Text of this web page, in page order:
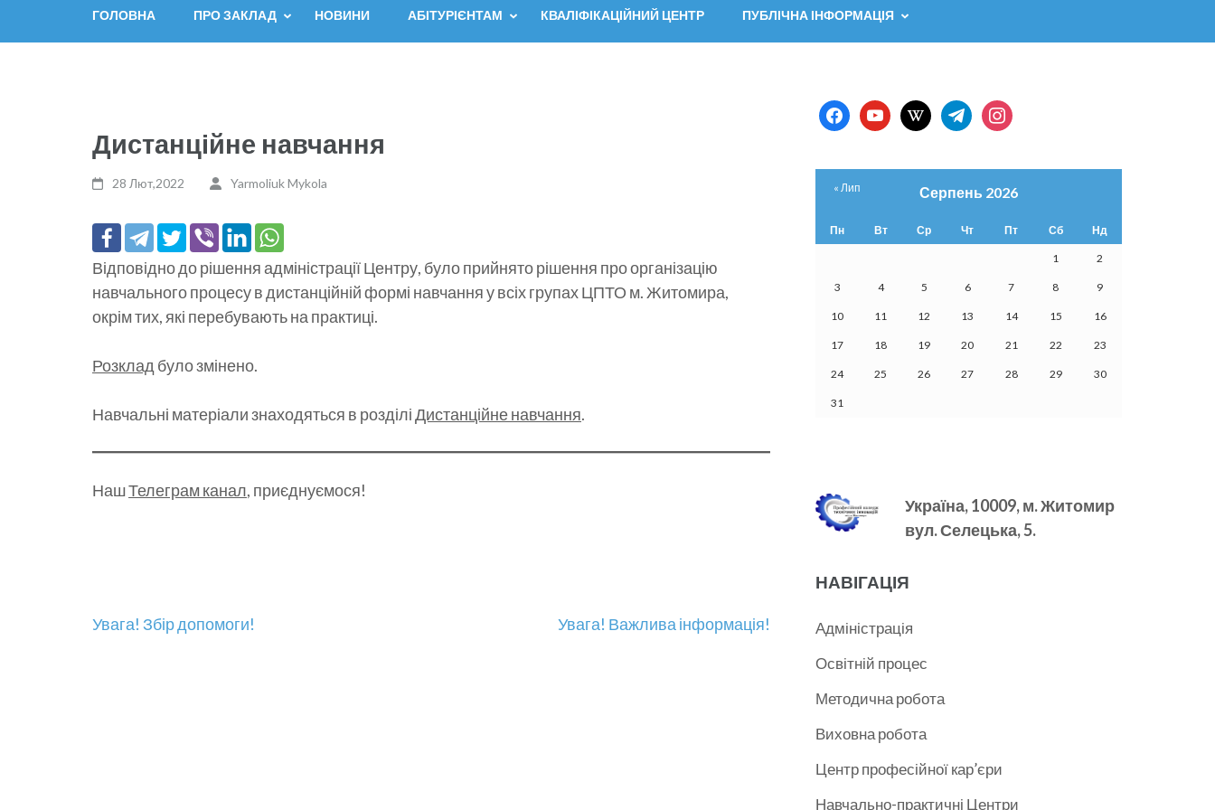
ГОЛОВНА ПРО ЗАКЛАД НОВИНИ АБІТУРІЄНТАМ КВАЛІФІКАЦІЙНИЙ ЦЕНТР ПУБЛІЧНА ІНФОРМАЦІЯ
Дистанційне навчання
28 Лют,2022 Yarmoliuk Mykola
Відповідно до рішення адміністрації Центру, було прийнято рішення про організацію
навчального процесу в дистанційній формі навчання у всіх групах ЦПТО м. Житомира,
окрім тих, які перебувають на практиці.
Розклад було змінено.
Навчальні матеріали знаходяться в розділіДистанційне навчання.
НашТелеграм канал, приєднуємося!
Навігація
Увага! Збір допомоги! Увага! Важлива інформація!
facebookyoutubewikipediatelegraminstagram
Серпень 2026
Пн Вт Ср Чт Пт Сб Нд
1 2
3 4 5 6 7 8 9
10 11 12 13 14 15 16
17 18 19 20 21 22 23
24 25 26 27 28 29 30
31
« Лип
Україна, 10009, м.Житомир
вул. Селецька, 5.
НАВІГАЦІЯ
Адміністрація
Освітній процес
Методична робота
Виховна робота
Центр професійної кар’єри
Навчально-практичні Центри